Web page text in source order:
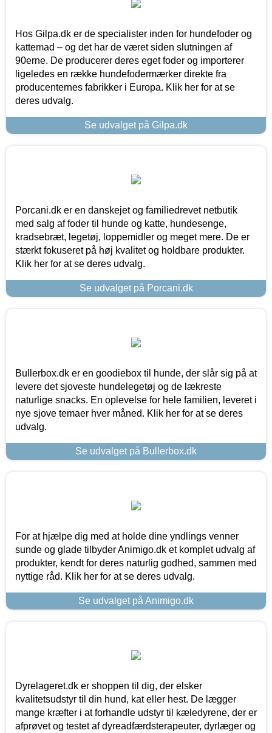
Hos Gilpa.dk er de specialister inden for hundefoder og
kattemad – og det har de været siden slutningen af
90erne. De producerer deres eget foder og importerer
ligeledes en række hundefodermærker direkte fra
producenternes fabrikker i Europa. Klik her for at se
deres udvalg.
Se udvalget på Gilpa.dk
Porcani.dk er en danskejet og familiedrevet netbutik
med salg af foder til hunde og katte, hundesenge,
kradsebræt, legetøj, loppemidler og meget mere. De er
stærkt fokuseret på høj kvalitet og holdbare produkter.
Klik her for at se deres udvalg.
Se udvalget på Porcani.dk
Bullerbox.dk er en goodiebox til hunde, der slår sig på at
levere det sjoveste hundelegetøj og de lækreste
naturlige snacks. En oplevelse for hele familien, leveret i
nye sjove temaer hver måned. Klik her for at se deres
udvalg.
Se udvalget på Bullerbox.dk
For at hjælpe dig med at holde dine yndlings venner
sunde og glade tilbyder Animigo.dk et komplet udvalg af
produkter, kendt for deres naturlig godhed, sammen med
nyttige råd. Klik her for at se deres udvalg.
Se udvalget på Animigo.dk
Dyrelageret.dk er shoppen til dig, der elsker
kvalitetsudstyr til din hund, kat eller hest. De lægger
mange kræfter i at forhandle udstyr til kæledyrene, der er
afprøvet og testet af dyreadfærdsterapeuter, dyrlæger og